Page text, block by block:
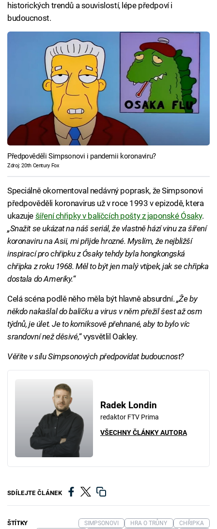
historických trendů a souvislostí, lépe předpoví i
budoucnost.
Předpověděli Simpsonovi i pandemii koronaviru?
Zdroj: 20th Century Fox
Speciálně okomentoval nedávný poprask, že Simpsonovi
předpověděli koronavirus už v roce 1993 v epizodě, ktera
ukazuje šíření chřipky v balíčcích pošty z japonské Ósaky.
„Snažit se ukázat na náš seriál, že vlastně hází vinu za šíření
koronaviru na Asii, mi přijde hrozné. Myslím, že nejbližší
inspirací pro chřipku z Ósaky tehdy byla hongkongská
chřipka z roku 1968. Měl to být jen malý vtípek, jak se chřipka
dostala do Ameriky.“
Celá scéna podlě něho měla být hlavně absurdní. „Že by
někdo nakašlal do balíčku a virus v něm přežil šest až osm
týdnů, je úlet. Je to komiksově přehnané, aby to bylo víc
srandovní než děsivé,“ vysvětlil Oakley.
Věříte v sílu Simpsonových předpovídat budoucnost?
Radek Londin
redaktor FTV Prima
VŠECHNY ČLÁNKY AUTORA
SDÍLEJTE ČLÁNEK
ŠTÍTKY SIMPSONOVI HRA O TRŮNY CHŘIPKA